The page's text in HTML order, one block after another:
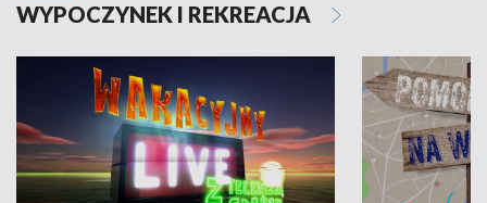
WYPOCZYNEK I REKREACJA